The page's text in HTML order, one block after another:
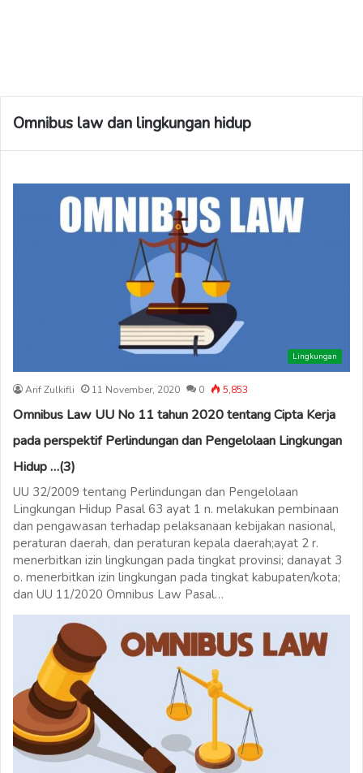
Omnibus law dan lingkungan hidup
Lingkungan
Arif Zulkifli 11 November, 2020 0 5,853
Omnibus Law UU No 11 tahun 2020 tentang Cipta Kerja
pada perspektif Perlindungan dan Pengelolaan Lingkungan
Hidup …(3)
UU 32/2009 tentang Perlindungan dan Pengelolaan
Lingkungan Hidup Pasal 63 ayat 1 n. melakukan pembinaan
dan pengawasan terhadap pelaksanaan kebijakan nasional,
peraturan daerah, dan peraturan kepala daerah;ayat 2 r.
menerbitkan izin lingkungan pada tingkat provinsi; danayat 3
o. menerbitkan izin lingkungan pada tingkat kabupaten/kota;
dan UU 11/2020 Omnibus Law Pasal…